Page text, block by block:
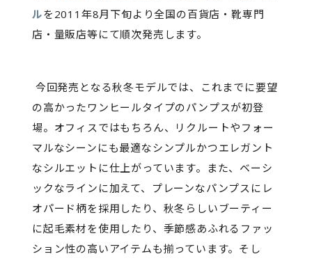
ルを2011年8月下旬より全国の百貨店・靴専門
店・量販店等にて順次発売します。
今回発売となる秋冬モデルでは、これまでに要望
の高かったワンヒールタイプのパンプスが初登
場。オフィスではもちろん、リクルートやフォー
マルなシーンにも最適なシンプルかつエレガント
なシルエットに仕上がっています。また、ベーシ
ックなラインに加えて、プレーンなパンプスにレ
オパード柄を採用したり、秋冬らしいブーティー
に起毛素材を使用したり、季節感あふれるファッ
ション性の高いアイテムも揃っています。そし